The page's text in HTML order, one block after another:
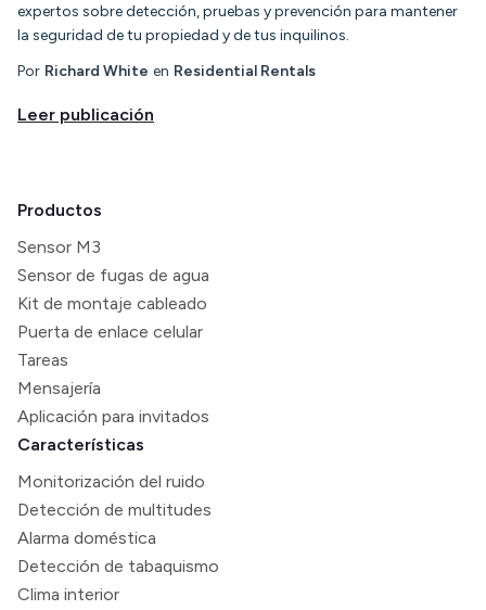
expertos sobre detección, pruebas y prevención para mantener
la seguridad de tu propiedad y de tus inquilinos.
Por Richard White en Residential Rentals
Leer publicación
Productos
Sensor M3
Sensor de fugas de agua
Kit de montaje cableado
Puerta de enlace celular
Tareas
Mensajería
Aplicación para invitados
Características
Monitorización del ruido
Detección de multitudes
Alarma doméstica
Detección de tabaquismo
Clima interior